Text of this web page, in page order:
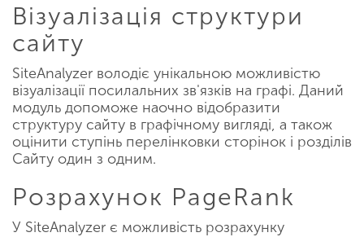
Візуалізація структури
сайту
SiteAnalyzer володіє унікальною можливістю
візуалізації посилальних зв'язків на графі. Даний
модуль допоможе наочно відобразити
структуру сайту в графічному вигляді, а також
оцінити ступінь перелінковки сторінок і розділів
Сайту один з одним.
Розрахунок PageRank
У SiteAnalyzer є можливість розрахунку